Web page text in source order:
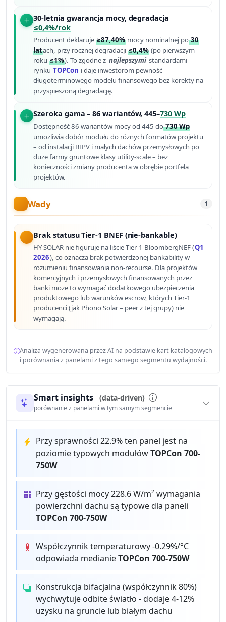
30-letnia gwarancja mocy, degradacja
≤0,4%/rok
Producent deklaruje≥87,40% mocy nominalnej po30
latach, przy rocznej degradacji≤0,4% (po pierwszym
roku≤1%). To zgodne z najlepszymi standardami
rynku TOPCon i daje inwestorom pewność
długoterminowego modelu finansowego bez korekty na
przyspieszoną degradację.
Szeroka gama – 86 wariantów, 445–730 Wp
Dostępność 86 wariantów mocy od 445 do730 Wp
umożliwia dobór modułu do różnych formatów projektu
– od instalacji BIPV i małych dachów przemysłowych po
duże farmy gruntowe klasy utility-scale – bez
konieczności zmiany producenta w obrębie portfela
projektów.
Wady 1
Brak statusu Tier-1 BNEF (nie-bankable)
HY SOLAR nie figuruje na liście Tier-1 BloombergNEF (Q1
2026), co oznacza brak potwierdzonej bankability w
rozumieniu finansowania non-recourse. Dla projektów
komercyjnych i przemysłowych finansowanych przez
banki może to wymagać dodatkowego ubezpieczenia
produktowego lub warunków escrow, których Tier-1
producenci (jak Phono Solar – peer z tej grupy) nie
wymagają.
Analiza wygenerowana przez AI na podstawie kart katalogowych
i porównania z panelami z tego samego segmentu wydajności.
Smart insights (data-driven)
porównanie z panelami w tym samym segmencie
Przy sprawności 22.9% ten panel jest na
poziomie typowych modułówTOPCon 700-
750W
Przy gęstości mocy 228.6 W/m² wymagania
powierzchni dachu są typowe dla paneli
TOPCon 700-750W
Współczynnik temperaturowy -0.29%/°C
odpowiada medianieTOPCon 700-750W
Konstrukcja bifacjalna (współczynnik 80%)
wychwytuje odbite światło - dodaje 4-12%
uzysku na gruncie lub białym dachu